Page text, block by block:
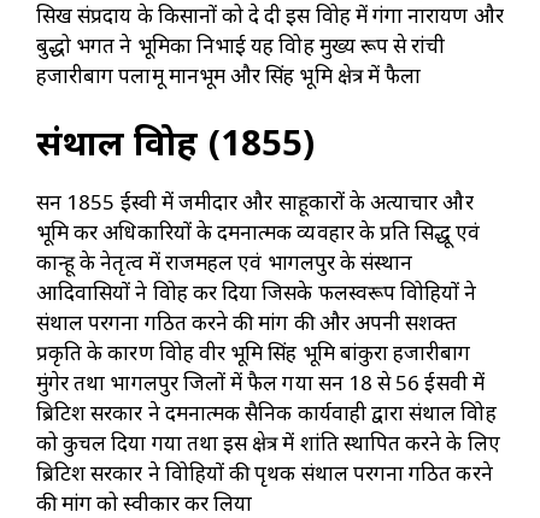
सिख संप्रदाय के किसानों को दे दी इस विद्रोह में गंगा नारायण और
बुद्धो भगत ने भूमिका निभाई यह विद्रोह मुख्य रूप से रांची
हजारीबाग पलामू मानभूम और सिंह भूमि क्षेत्र में फैला
संथाल विद्रोह (1855)
सन 1855 ईस्वी में जमीदार और साहूकारों के अत्याचार और
भूमि कर अधिकारियों के दमनात्मक व्यवहार के प्रति सिद्धू एवं
कान्हू के नेतृत्व में राजमहल एवं भागलपुर के संस्थान
आदिवासियों ने विद्रोह कर दिया जिसके फलस्वरूप विद्रोहियों ने
संथाल परगना गठित करने की मांग की और अपनी सशक्त
प्रकृति के कारण विद्रोह वीर भूमि सिंह भूमि बांकुरा हजारीबाग
मुंगेर तथा भागलपुर जिलों में फैल गया सन 18 से 56 ईसवी में
ब्रिटिश सरकार ने दमनात्मक सैनिक कार्यवाही द्वारा संथाल विद्रोह
को कुचल दिया गया तथा इस क्षेत्र में शांति स्थापित करने के लिए
ब्रिटिश सरकार ने विद्रोहियों की पृथक संथाल परगना गठित करने
की मांग को स्वीकार कर लिया